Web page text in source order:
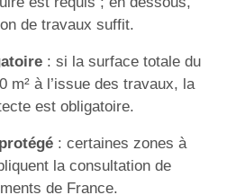
de travaux suffit.
: si la surface totale du
m² à l’issue des travaux, la
est obligatoire.
: certaines zones à
la consultation de
de France.